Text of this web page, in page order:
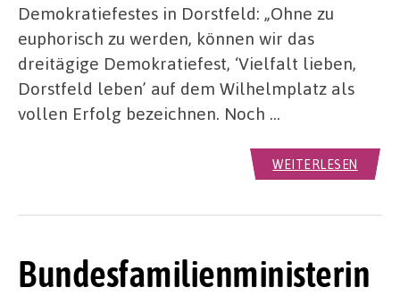
Demokratiefestes in Dorstfeld: „Ohne zu
euphorisch zu werden, können wir das
dreitägige Demokratiefest, ‘Vielfalt lieben,
Dorstfeld leben’ auf dem Wilhelmplatz als
vollen Erfolg bezeichnen. Noch …
WEITERLESEN
Bundesfamilienministerin